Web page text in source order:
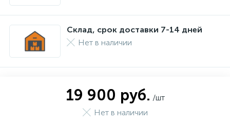
Склад, срок доставки 7-14 дней
Нет в наличии
19 900 руб. /шт
Нет в наличии